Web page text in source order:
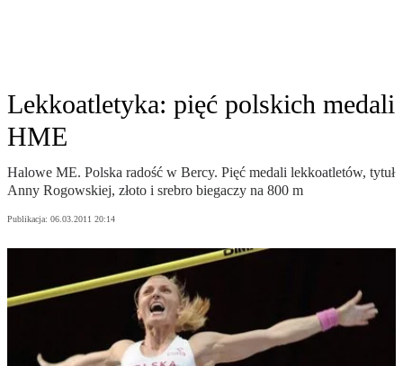
Lekkoatletyka: pięć polskich medali
HME
Halowe ME. Polska radość w Bercy. Pięć medali lekkoatletów, tytuł
Anny Rogowskiej, złoto i srebro biegaczy na 800 m
Publikacja: 06.03.2011 20:14